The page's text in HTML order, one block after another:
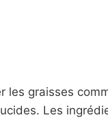
graisses
Les